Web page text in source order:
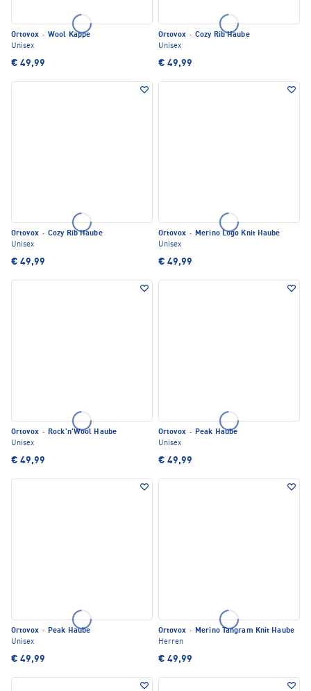
Ortovox · Wool Kappe
Unisex
€ 49,99
Ortovox · Cozy Rib Haube
Unisex
€ 49,99
Ortovox · Cozy Rib Haube
Unisex
€ 49,99
Ortovox · Merino Logo Knit Haube
Unisex
€ 49,99
Ortovox · Rock'n'Wool Haube
Unisex
€ 49,99
Ortovox · Peak Haube
Unisex
€ 49,99
Ortovox · Peak Haube
Unisex
€ 49,99
Ortovox · Merino Tangram Knit Haube
Herren
€ 49,99